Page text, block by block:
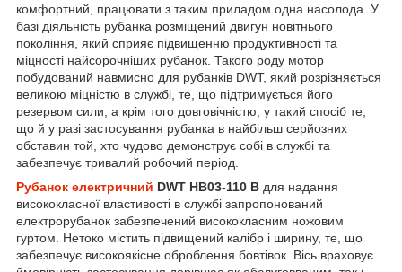
комфортний, працювати з таким приладом одна насолода. У
базі діяльність рубанка розміщений двигун новітнього
покоління, який сприяє підвищенню продуктивності та
міцності найсорочніших рубанок. Такого роду мотор
побудований навмисно для рубанків DWT, який розрізняється
великою міцністю в службі, те, що підтримується його
резервом сили, а крім того довговічністю, у такий спосіб те,
що й у разі застосування рубанка в найбільш серйозних
обставин той, хто чудово демонструє собі в службі та
забезпечує тривалий робочий період.
Рубанок електричний DWT HB03-110 B для надання
висококласної властивості в службі запропонований
електрорубанок забезпечений висококласним ножовим
гуртом. Нетоко містить підвищений калібр і ширину, те, що
забезпечує високоякісне оброблення бовтівок. Вісь враховує